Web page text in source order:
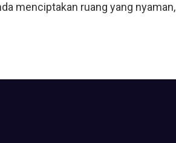
menciptakan ruang yang nyaman,